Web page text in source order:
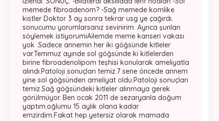
memede fibroadenom? -Sağ memede komlike
kistler Doktor 3 ay sonra tekrar usg ye çağırdı.
sonucumu yorumlarsanız sevinirim. Ayrıca şunları
söylemek istiyorumiAilemde meme kanseri vakası
yok .Sadece annemin her iki göğsünde kitleler
var.Temmuz ayınde sol göğsünde ki kitlelerden
birine fibroadenolipom teşhisi konularak ameliyatla
alındı.Patoloji sonuçları temiz.7 sene öncede annem
yine sol göğsünden ameliyat oldu.Patoloji sonuçları
temiz.Sağ göğsündeki kitleler alınmaya gerek
görülmüyor. Ben ocak 2011 de sezaryanla doğum
yaptım.oğlumu 15 aylık olana kadar
emzirdim.Fakat hep yetersiz olarak mamada